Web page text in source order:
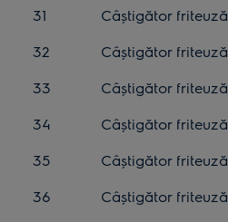
31
Câștigător friteuză
32
Câștigător friteuză
33
Câștigător friteuză
34
Câștigător friteuză
35
Câștigător friteuză
36
Câștigător friteuză